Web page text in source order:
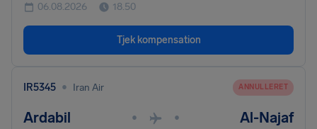
06.08.2026 18.50
Tjek kompensation
IR5345 • Iran Air ANNULLERET
Ardabil • • Al-Najaf